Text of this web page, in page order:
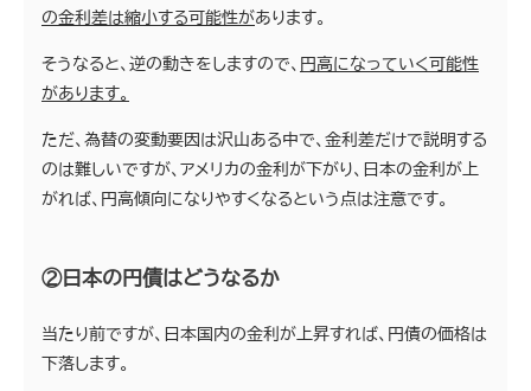
の金利差は縮小する可能性があります。
そうなると、逆の動きをしますので、 円高になっていく可能性
があります。
ただ、為替の変動要因は沢山ある中で、金利差だけで説明する
のは難しいですが、アメリカの金利が下がり、日本の金利が上
がれば、円高傾向になりやすくなるという点は注意です。
②日本の円債はどうなるか
当たり前ですが、日本国内の金利が上昇すれば、円債の価格は
下落します。